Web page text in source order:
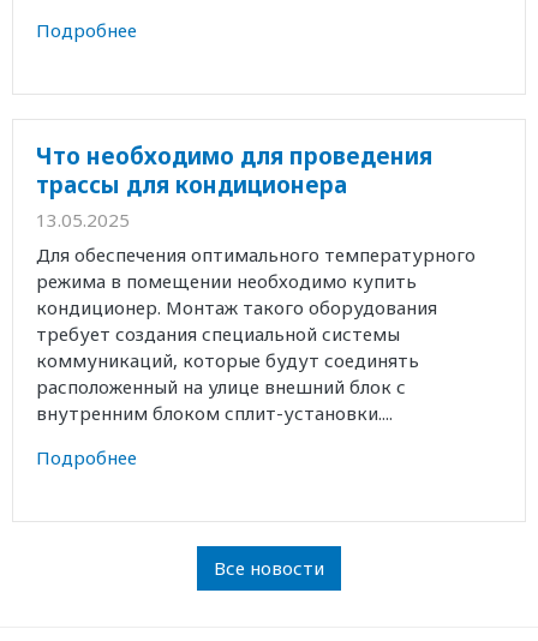
Подробнее
Что необходимо для проведения
трассы для кондиционера
13.05.2025
Для обеспечения оптимального температурного
режима в помещении необходимо купить
кондиционер. Монтаж такого оборудования
требует создания специальной системы
коммуникаций, которые будут соединять
расположенный на улице внешний блок с
внутренним блоком сплит-установки....
Подробнее
Все новости